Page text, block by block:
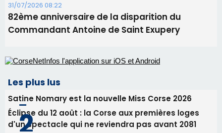
31/07/2026 08:22
82ème anniversaire de la disparition du
Commandant Antoine de Saint Exupery
Les plus lus
Satine Nomary est la nouvelle Miss Corse 2026
Éclipse du 12 août : la Corse aux premières loges
d'un spectacle qui ne reviendra pas avant 2081